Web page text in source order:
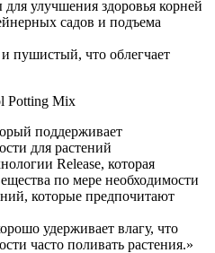
улучшения здоровья корней
садов и подъема
пушистый, что облегчает
Potting Mix
поддерживает
для растений
Release, которая
по мере необходимости
которые предпочитают
удерживает влагу, что
часто поливать растения.»